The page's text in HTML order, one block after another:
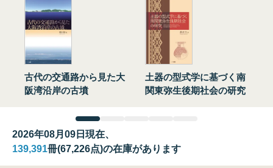
古代の交通路から見た大
阪湾沿岸の古墳
土器の型式学に基づく南
関東弥生後期社会の研究
2026年08月09日現在、
139,391冊(67,226点)の在庫があります